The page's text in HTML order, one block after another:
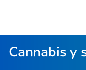
Cannabis y